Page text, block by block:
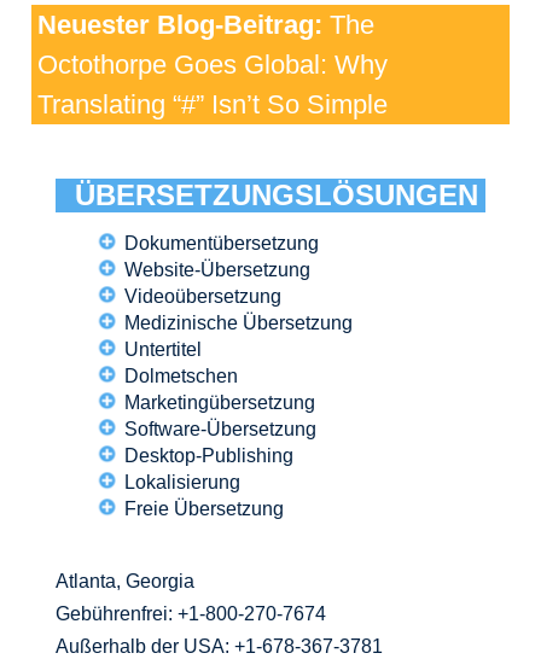
Neuester Blog-Beitrag: The
Octothorpe Goes Global: Why
Translating “#” Isn’t So Simple
ÜBERSETZUNGSLÖSUNGEN
Dokumentübersetzung
Website-Übersetzung
Videoübersetzung
Medizinische Übersetzung
Untertitel
Dolmetschen
Marketingübersetzung
Software-Übersetzung
Desktop-Publishing
Lokalisierung
Freie Übersetzung
Atlanta, Georgia
Gebührenfrei:+1-800-270-7674
Außerhalb der USA: +1-678-367-3781